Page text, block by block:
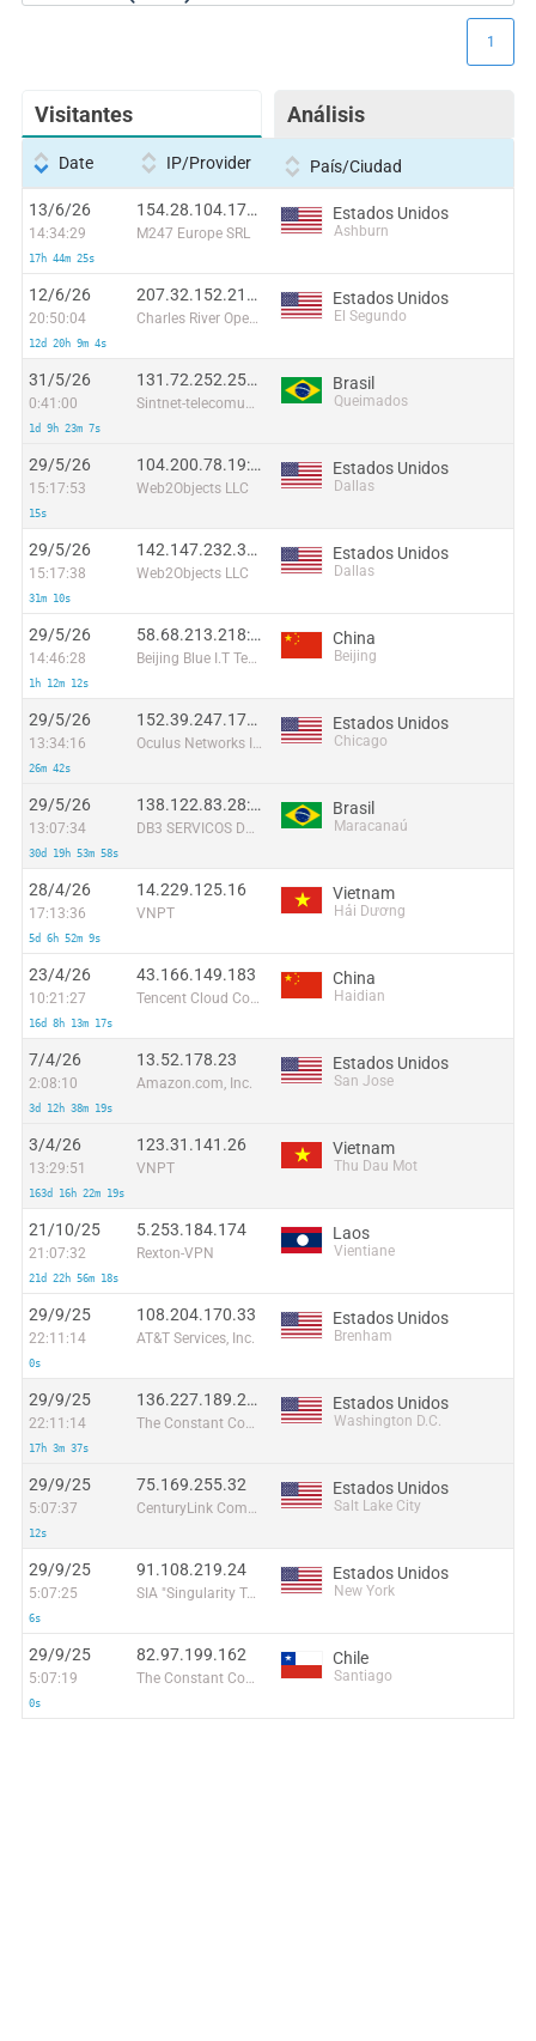
Visitantes Análisis
1
Date IP/Provider País/Ciudad
13/6/26
14:34:29
17h 44m 25s
154.28.104.176:46496
M247 Europe SRL
Estados Unidos
Ashburn
12/6/26
20:50:04
12d 20h 9m 4s
207.32.152.213:42988
Charles River Operation
Estados Unidos
El Segundo
31/5/26
0:41:00
1d 9h 23m 7s
131.72.252.252:52830
Sintnet-telecomunicacoes E Informatica Ltda
Brasil
Queimados
29/5/26
15:17:53
15s
104.200.78.19:9858
Web2Objects LLC
Estados Unidos
Dallas
29/5/26
15:17:38
31m 10s
142.147.232.32:2486
Web2Objects LLC
Estados Unidos
Dallas
29/5/26
14:46:28
1h 12m 12s
58.68.213.218:38921
Beijing Blue I.T Technologies Co
China
Beijing
29/5/26
13:34:16
26m 42s
152.39.247.174:34465
Oculus Networks Inc
Estados Unidos
Chicago
29/5/26
13:07:34
30d 19h 53m 58s
138.122.83.28:45234
DB3 SERVICOS DE TELECOMUNICACOES S.A
Brasil
Maracanaú
28/4/26
17:13:36
5d 6h 52m 9s
14.229.125.16
VNPT
Vietnam
Hải Dương
23/4/26
10:21:27
16d 8h 13m 17s
43.166.149.183
Tencent Cloud Computing (Beijing) Co
China
Haidian
7/4/26
2:08:10
3d 12h 38m 19s
13.52.178.23
Amazon.com, Inc.
Estados Unidos
San Jose
3/4/26
13:29:51
163d 16h 22m 19s
123.31.141.26
VNPT
Vietnam
Thu Dau Mot
21/10/25
21:07:32
21d 22h 56m 18s
5.253.184.174
Rexton-VPN
Laos
Vientiane
29/9/25
22:11:14
0s
108.204.170.33
AT&T Services, Inc.
Estados Unidos
Brenham
29/9/25
22:11:14
17h 3m 37s
136.227.189.226
The Constant Company, LLC
Estados Unidos
Washington D.C.
29/9/25
5:07:37
12s
75.169.255.32
CenturyLink Communications, LLC
Estados Unidos
Salt Lake City
29/9/25
5:07:25
6s
91.108.219.24
SIA "Singularity Telecom"
Estados Unidos
New York
29/9/25
5:07:19
0s
82.97.199.162
The Constant Company, LLC
Chile
Santiago